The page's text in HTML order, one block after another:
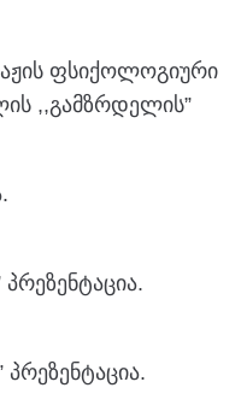
ფსიქოლოგიური
,,გამზრდელის”